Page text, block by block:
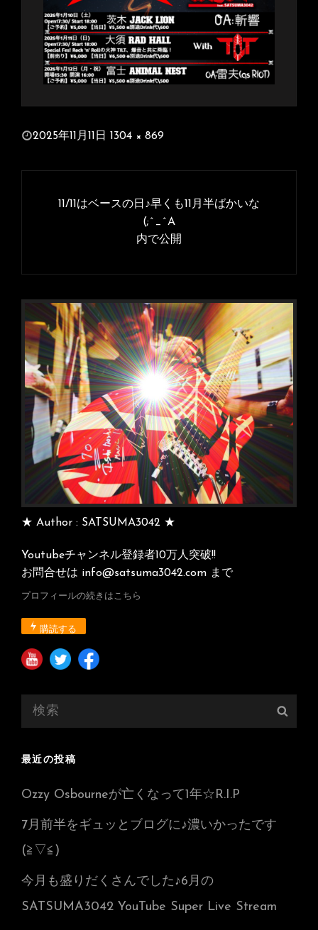
投
日:
2025年11月11日
ル
1304 × 869
ゲ
ョ
ン
11/11はベースの日♪早くも11月半ばかいな
(;^_^A
内で公開
★ Author : SATSUMA3042 ★
Youtubeチャンネル登録者10万人突破!!
お問合せは info@satsuma3042.com まで
プロフィールの続きはこちら
購読する
最近の投稿
Ozzy Osbourneが亡くなって1年☆R.I.P
7月前半をギュッとブログに♪濃いかったです
(≧▽≦)
今月も盛りだくさんでした♪6月の
SATSUMA3042 YouTube Super Live Stream